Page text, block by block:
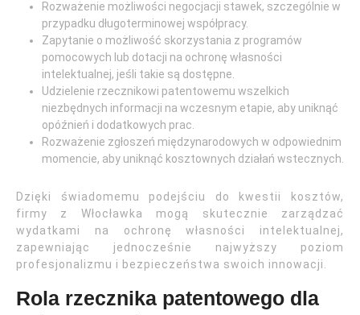
Rozważenie możliwości negocjacji stawek, szczególnie w
przypadku długoterminowej współpracy.
Zapytanie o możliwość skorzystania z programów
pomocowych lub dotacji na ochronę własności
intelektualnej, jeśli takie są dostępne.
Udzielenie rzecznikowi patentowemu wszelkich
niezbędnych informacji na wczesnym etapie, aby uniknąć
opóźnień i dodatkowych prac.
Rozważenie zgłoszeń międzynarodowych w odpowiednim
momencie, aby uniknąć kosztownych działań wstecznych.
Dzięki świadomemu podejściu do kwestii kosztów,
firmy z Włocławka mogą skutecznie zarządzać
wydatkami na ochronę własności intelektualnej,
zapewniając jednocześnie najwyższy poziom
profesjonalizmu i bezpieczeństwa swoich innowacji.
Rola rzecznika patentowego dla